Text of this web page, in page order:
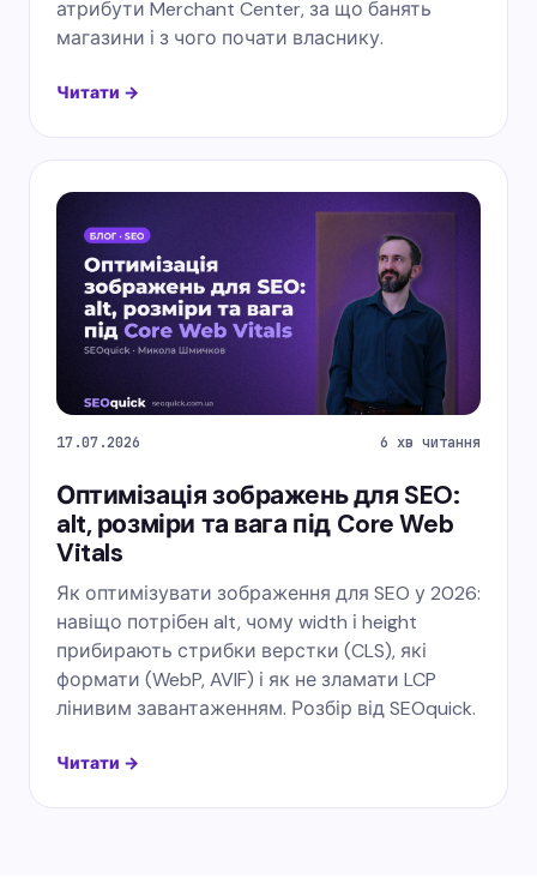
атрибути Merchant Center, за що банять
магазини і з чого почати власнику.
Читати →
17.07.2026 6 хв читання
Оптимізація зображень для SEO:
alt, розміри та вага під Core Web
Vitals
Як оптимізувати зображення для SEO у 2026:
навіщо потрібен alt, чому width і height
прибирають стрибки верстки (CLS), які
формати (WebP, AVIF) і як не зламати LCP
лінивим завантаженням. Розбір від SEOquick.
Читати →